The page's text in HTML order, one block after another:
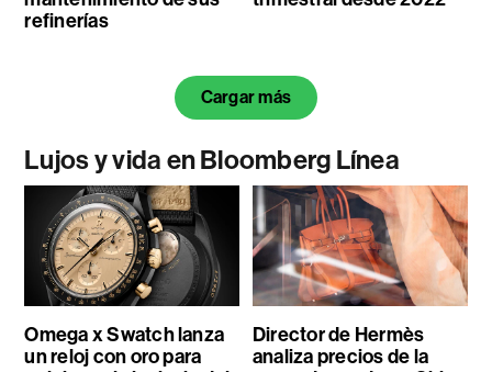
refinerías
Cargar más
Lujos y vida en Bloomberg Línea
Omega x Swatch lanza
un reloj con oro para
Director de Hermès
analiza precios de la